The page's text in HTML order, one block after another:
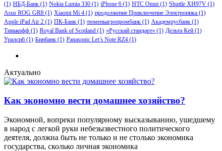
(1) НБД-Банк (1) Nokia Lumia 330 (1) iPhone 6 (1) HTC Omni (1) Shuttle XH97V (1)
Asus ROG GR8 (1) Xiaomi Mi 4 (1) продолжение Приключение Электроника (1)
Apple iPad Air 2 (1) ПК-Банк (1) тюменьагропромбанк (1) Академрусбанк (1)
Тинькофф (1) Royal Bank of Scotland (1) «Русский стандарт» (1) Дельта Кей (1)
Уралсиб (1) Бинбанк (1) Panasonic Let’s Note RZ4 (1)
Актуально
Как экономно вести домашнее хозяйство?
Экономной, вопреки популярному высказыванию, ушедшему
в народ с легкой руки небезызвестного политического
деятеля, должна быть не только и не столько экономика
государства, сколько личная экономика